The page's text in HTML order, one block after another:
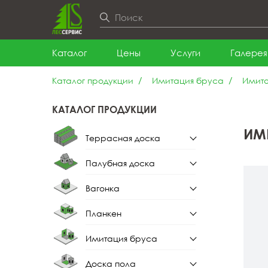
Каталог Цены Услуги Галерея
Каталог продукции Имитация бруса
КАТАЛОГ ПРОДУКЦИИ
Террасная доска
Террасная доска из
лиственницы
Палубная доска
Палубная доска из
лиственницы
Вагонка
Вагонка штиль
лиственницы
Планкен
Планкен прямой
Имитация бруса
Доска пола